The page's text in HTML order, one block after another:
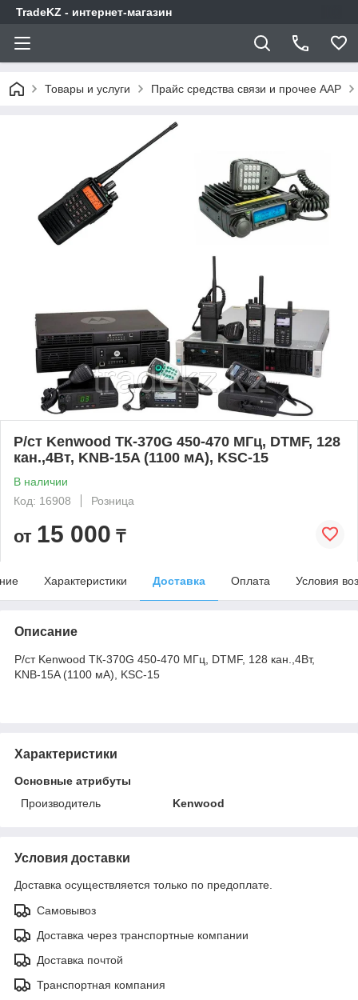
TradeKZ - интернет-магазин
Товары и услуги Прайс средства связи и прочее AAP
Р/ст Kenwood ТК-370G 450-470 МГц, DTMF, 128
кан.,4Вт, KNB-15A (1100 мА), KSC-15
В наличии
Код: 16908
Розница
от 15 000 ₸
Характеристики Доставка Оплата Условия
Описание
Р/ст Kenwood ТК-370G 450-470 МГц, DTMF, 128 кан.,4Вт,
KNB-15A (1100 мА), KSC-15
Характеристики
Основные атрибуты
Производитель
Kenwood
Условия доставки
Доставка осуществляется только по предоплате.
Самовывоз
Доставка через транспортные компании
Доставка почтой
Транспортная компания